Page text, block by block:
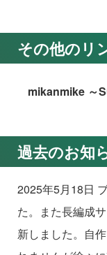
その他のリ
mikanmike ～
過去のお知
2025年5月18日
た。また長編成
新しました。自